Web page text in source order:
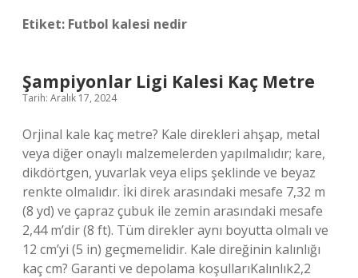
Etiket: Futbol kalesi nedir
Şampiyonlar Ligi Kalesi Kaç Metre
Tarih: Aralık 17, 2024
Orjinal kale kaç metre? Kale direkleri ahşap, metal
veya diğer onaylı malzemelerden yapılmalıdır; kare,
dikdörtgen, yuvarlak veya elips şeklinde ve beyaz
renkte olmalıdır. İki direk arasındaki mesafe 7,32 m
(8 yd) ve çapraz çubuk ile zemin arasındaki mesafe
2,44 m’dir (8 ft). Tüm direkler aynı boyutta olmalı ve
12 cm’yi (5 in) geçmemelidir. Kale direğinin kalınlığı
kaç cm? Garanti ve depolama koşullarıKalınlık2,2